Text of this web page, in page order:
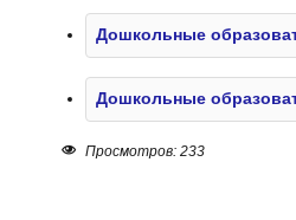
Дошкольные
Дошкольные
Просмотров: 233